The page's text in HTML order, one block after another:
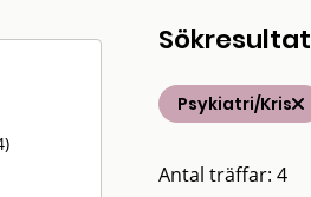
Sökresultat
Psykiatri/Kris
Antal träffar: 4